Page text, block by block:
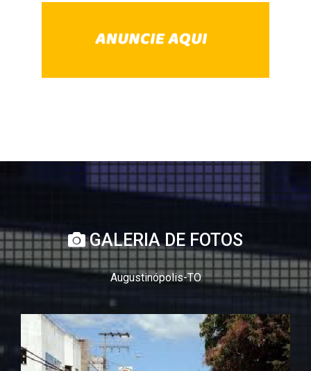
GALERIA DE FOTOS
Augustinópolis-TO